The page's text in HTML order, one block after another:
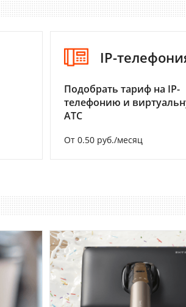
IP-
Подобрать тариф на IP-
телефонию и
АТС
От 0.50 руб./месяц